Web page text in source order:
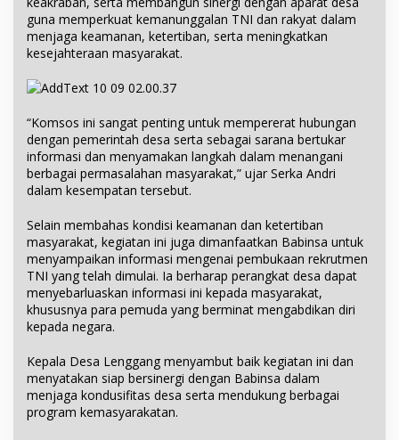
guna memperkuat kemanunggalan TNI dan rakyat dalam
menjaga keamanan, ketertiban, serta meningkatkan
kesejahteraan masyarakat.
“Komsos ini sangat penting untuk mempererat hubungan
dengan pemerintah desa serta sebagai sarana bertukar
informasi dan menyamakan langkah dalam menangani
berbagai permasalahan masyarakat,” ujar Serka Andri
dalam kesempatan tersebut.
Selain membahas kondisi keamanan dan ketertiban
masyarakat, kegiatan ini juga dimanfaatkan Babinsa untuk
menyampaikan informasi mengenai pembukaan rekrutmen
TNI yang telah dimulai. Ia berharap perangkat desa dapat
menyebarluaskan informasi ini kepada masyarakat,
khususnya para pemuda yang berminat mengabdikan diri
kepada negara.
Kepala Desa Lenggang menyambut baik kegiatan ini dan
menyatakan siap bersinergi dengan Babinsa dalam
menjaga kondusifitas desa serta mendukung berbagai
program kemasyarakatan.